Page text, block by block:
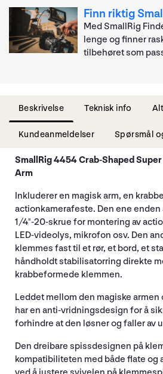
Finn riktig
Med SmallRig
lenge og finner
tilbehøret som
Beskrivelse Teknisk info
Kundeanmeldelser Spørsmål
SmallRig 4454 Crab-Shaped
Arm
Inkluderer en magisk arm, en
actionkamerafeste. Den ene enden
1/4"-20-skrue for montering av
LED-videolys, mikrofon osv. Den
klemmes fast til et rør, et bord, et
håndholdt stabilisatorring direkte
krabbeformede klemmen.
Leddet mellom den magiske
har en anti-vridningsdesign for å
forhindre at den løsner og faller av
Den dreibare spissdesignen på
kompatibiliteten med både flate og